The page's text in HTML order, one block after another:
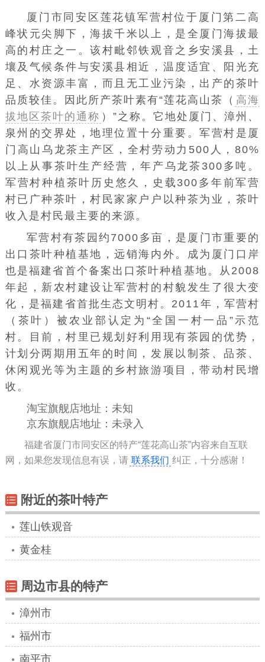
厦门市同安区莲花镇军营村位于厦门第二高
峰状元尖脚下，海拔千米以上，是全厦门海拔最
高的村庄之一。该村毗邻铁观音之乡安溪县，土
壤及气候条件与安溪县相近，温度适宜、阳光充
足、水资源丰富，而且无工业污染，出产的茶叶
品质较佳。因此所产茶叶素有“莲花高山茶（ 高海
拔地区茶叶的通称 ）”之称。它地处厦门、漳州、
泉州的交界处，地理位置十分重要。军营村是厦
门高山乌龙茶主产区，全村劳动力500人，80%
以上从事茶叶生产经营，年产乌龙茶300多吨。
军营村种植茶叶历史悠久，史载300多年前军营
村已广种茶叶，村民家家户户以种茶为业，茶叶
收入是村民最主要的来源。
军营村有茶园约7000多亩，是厦门市重要的
出口茶叶种植基地，远销海内外。成为厦门口岸
也是福建省首个备案出口茶叶种植基地。从2008
年起，新农村建设让军营村的村貌发生了很大变
化，是福建省首批生态文明村。2011年，军营村
（茶叶）被农业部认定为“全国一村一品”示范
村。目前，村里已规划好利用现有茶园的优势，
计划分两期用五年的时间，发展以制茶、品茶、
休闲观光等为主题的乡村旅游项目，带动村民增
收。
淘宝旗舰店地址：未知
京东旗舰店地址：未录入
福建省厦门市同安区的特产“莲花高山茶”内容来自互联
网，如果您发现信息有误，请 联系我们 纠正，十分感谢！
附近的茶叶特产
莲山铁观音
黄金桂
周边市县的特产
漳州市
福州市
南平市